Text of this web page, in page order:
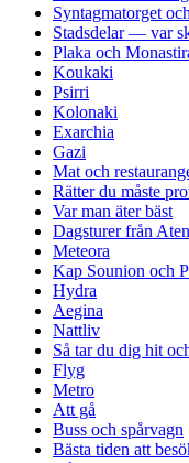
Syntagmatorget
Stadsdelar — var
Plaka och
Koukaki
Psirri
Kolonaki
Exarchia
Gazi
Mat och
Rätter du måste
Var man äter bäst
Dagsturer från Aten
Meteora
Kap Sounion och
Hydra
Aegina
Nattliv
Så tar du dig hit
Flyg
Metro
Att gå
Buss och spårvagn
Bästa tiden att